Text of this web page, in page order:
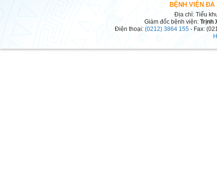
BỆNH VIỆN ĐA
Địa chỉ: Tiểu
Giám đốc bệnh viện: Trịnh
Điện thoại: (0212) 3864 155- Fax: